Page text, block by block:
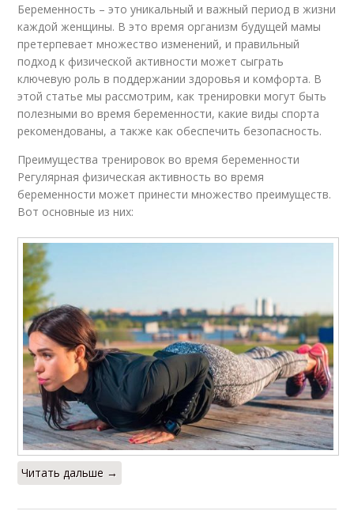
Беременность – это уникальный и важный период в жизни
каждой женщины. В это время организм будущей мамы
претерпевает множество изменений, и правильный
подход к физической активности может сыграть
ключевую роль в поддержании здоровья и комфорта. В
этой статье мы рассмотрим, как тренировки могут быть
полезными во время беременности, какие виды спорта
рекомендованы, а также как обеспечить безопасность.
Преимущества тренировок во время беременности
Регулярная физическая активность во время
беременности может принести множество преимуществ.
Вот основные из них:
Читать дальше →